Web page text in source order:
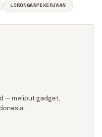
LOWONGANPEKERJAAN
— meliput gadget,